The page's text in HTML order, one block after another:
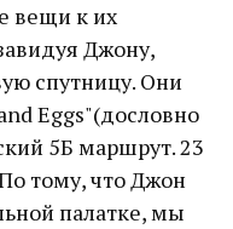
вещи к их
Джону,
спутницу. Они
Eggs"(дословно
5Б маршрут. 23
тому, что Джон
палатке, мы